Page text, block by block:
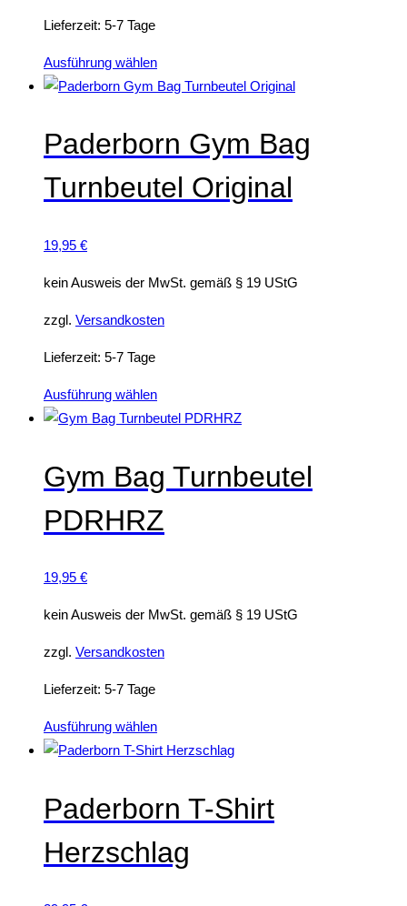
Lieferzeit: 5-7 Tage
Ausführung wählenDieses
Produkt
mehrere
Varianten
auf.
Die
auf
Produktseite
Paderborn Gym Bag
Turnbeutel Original
19,95 €
kein Ausweis der MwSt. gemäß § 19 UStG
zzgl. Versandkosten
Lieferzeit: 5-7 Tage
Ausführung wählenDieses
Produkt
mehrere
Varianten
auf.
Die
auf
Produktseite
Gym Bag Turnbeutel
PDRHRZ
19,95 €
kein Ausweis der MwSt. gemäß § 19 UStG
zzgl. Versandkosten
Lieferzeit: 5-7 Tage
Ausführung wählenDieses
Produkt
mehrere
Varianten
auf.
Die
Paderborn T-Shirt
Herzschlag